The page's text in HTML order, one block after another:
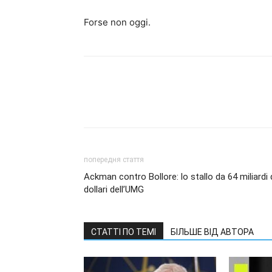
Forse non oggi.
попередня стаття
Ackman contro Bollore: lo stallo da 64 miliardi
dollari dell’UMG
СТАТТІ ПО ТЕМІ БІЛЬШЕ ВІД АВТОРА